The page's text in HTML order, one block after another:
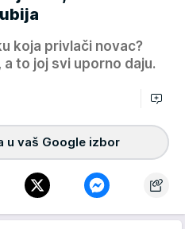
koja privlači novac?
to joj svi uporno daju.
u vaš Google izbor